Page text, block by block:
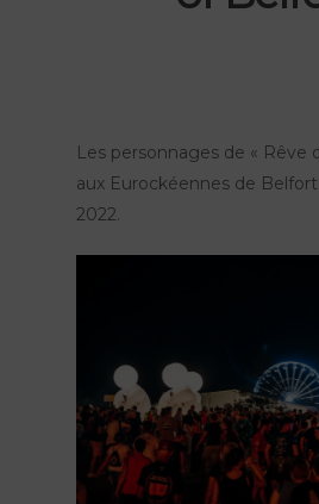
Les personnages de « Rêve
aux Eurockéennes de
2022.